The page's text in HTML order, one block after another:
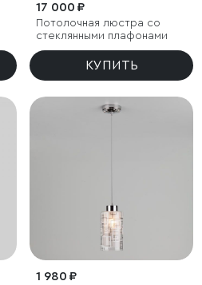
17 000 ₽
Потолочная люстра со
стеклянными плафонами
КУПИТЬ
1 980 ₽